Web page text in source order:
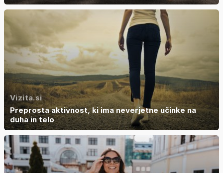
Vizita.si
Preprosta aktivnost, ki ima neverjetne učinke na
duha in telo